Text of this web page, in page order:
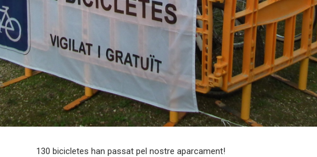
130 bicicletes han passat pel nostre aparcament!